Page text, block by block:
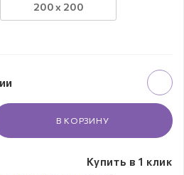
200 х 200
В КОРЗИНУ
Купить в 1 клик